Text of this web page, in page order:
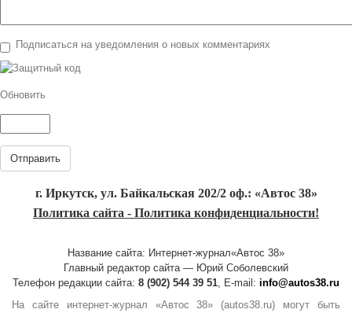
Подписаться на уведомления о новых комментариях
Обновить
Отправить
г. Иркутск, ул. Байкальская 202/2 оф.: «Автос 38»
Политика сайта - Политика конфиденциальности!
Название сайта: Интернет-журнал«Автос 38»
Главный редактор сайта — Юрий Соболевский
Телефон редакции сайта: 8 (902) 544 39 51 , E-mail: info@autos38.ru
На сайте интернет-журнал «Автос 38» (autos38.ru) могут быть